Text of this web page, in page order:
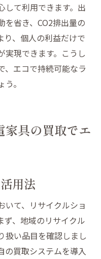
して利用できます。出
を省き、CO2排出量の
り、個人の利益だけで
実現できます。こうし
、エコで持続可能なラ
。
家具の買取でエ
用法
いて、リサイクルショ
ず、地域のリサイクル
扱い品目を確認しまし
の買取システムを導入